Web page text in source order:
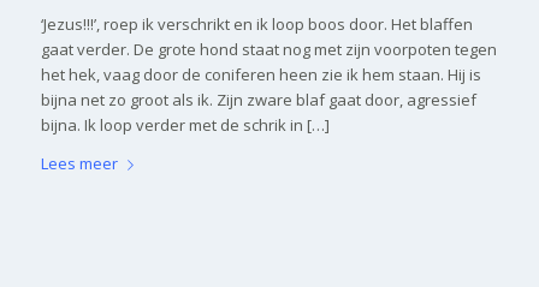
‘Jezus!!!’, roep ik verschrikt en ik loop boos door. Het blaffen
gaat verder. De grote hond staat nog met zijn voorpoten tegen
het hek, vaag door de coniferen heen zie ik hem staan. Hij is
bijna net zo groot als ik. Zijn zware blaf gaat door, agressief
bijna. Ik loop verder met de schrik in […]
Lees meer